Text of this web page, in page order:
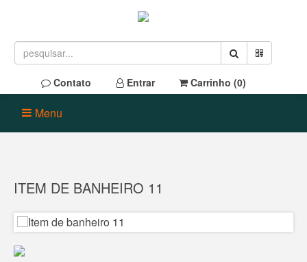
Contato Entrar Carrinho (0)
Menu
ITEM DE BANHEIRO 11